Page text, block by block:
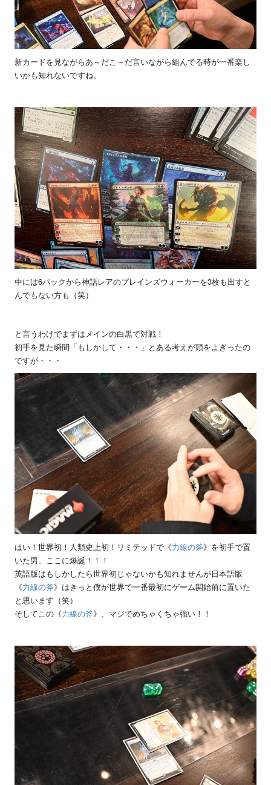
新カードを見ながらあ～だこ～だ言いながら組んでる時が一番楽し
いかも知れないですね。
中には6パックから神話レアのプレインズウォーカーを3枚も出すと
んでもない方も（笑）
と言うわけでまずはメインの白黒で対戦！
初手を見た瞬間「もしかして・・・」とある考えが頭をよぎったの
ですが・・・
はい！世界初！人類史上初！リミテッドで《力線の斧》を初手で置
いた男、ここに爆誕！！！
英語版はもしかしたら世界初じゃないかも知れませんが日本語版
《力線の斧》はきっと僕が世界で一番最初にゲーム開始前に置いた
と思います（笑）
そしてこの《力線の斧》、マジでめちゃくちゃ強い！！